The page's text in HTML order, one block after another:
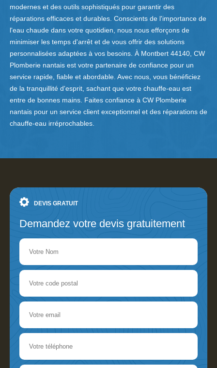
modernes et des outils sophistiqués pour garantir des
réparations efficaces et durables. Conscients de l'importance de
l'eau chaude dans votre quotidien, nous nous efforçons de
minimiser les temps d'arrêt et de vous offrir des solutions
personnalisées adaptées à vos besoins. À Montbert 44140, CW
Plomberie nantais est votre partenaire de confiance pour un
service rapide, fiable et abordable. Avec nous, vous bénéficiez
de la tranquillité d'esprit, sachant que votre chauffe-eau est
entre de bonnes mains. Faites confiance à CW Plomberie
nantais pour un service client exceptionnel et des réparations de
chauffe-eau irréprochables.
DEVIS GRATUIT
Demandez votre devis gratuitement